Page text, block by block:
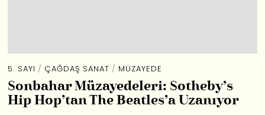
5. SAYI / ÇAĞDAŞ SANAT / MÜZAYEDE
Sonbahar Müzayedeleri: Sotheby’s
Hip Hop’tan The Beatles’a Uzanıyor